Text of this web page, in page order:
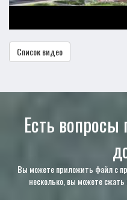
Список видео
Есть вопросы
Вы можете приложить файл с
несколько, вы можете сжать